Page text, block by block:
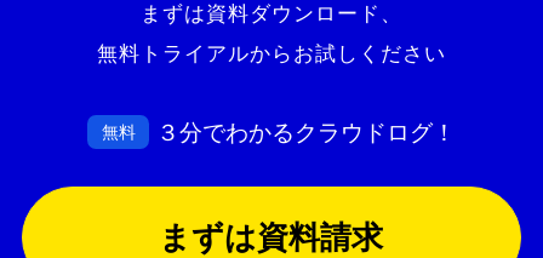
まずは資料ダウンロード、
無料トライアルからお試しください
無料 ３分でわかるクラウドログ！
まずは資料請求